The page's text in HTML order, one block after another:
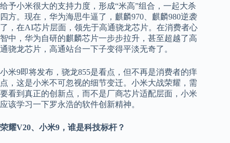
给予小米很大的支持力度，形成“米高”组合，一起大杀
四方。现在，华为海思牛逼了，麒麟970、麒麟980逆袭
了，在AI芯片层面，领先于高通骁龙芯片。在消费者心
智中，华为自研的麒麟芯片一步步拉升，甚至超越了高
通骁龙芯片，高通站台一下子变得平淡无奇了。
小米9即将发布，骁龙855是看点，但不再是消费者的痒
点，这是小米不可忽视的细节变迁。小米大战荣耀，需
要看到真正的创新点，而不是厂商芯片适配层面，小米
应该学习一下罗永浩的软件创新精神。
荣耀V20、小米9，谁是科技标杆？